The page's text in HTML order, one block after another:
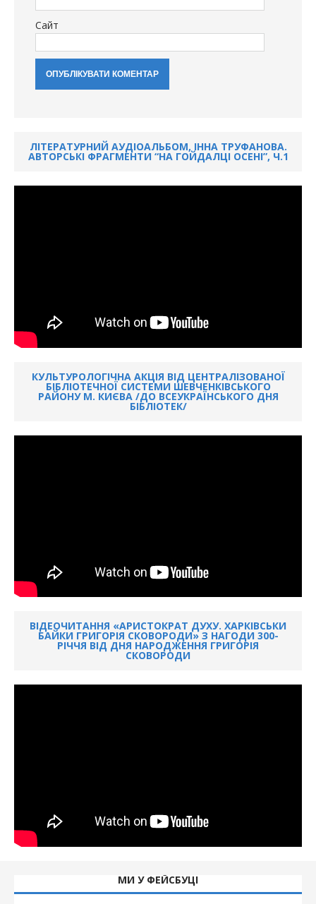
Сайт
ЛІТЕРАТУРНИЙ АУДІОАЛЬБОМ, ІННА ТРУФАНОВА.
АВТОРСЬКІ ФРАГМЕНТИ “НА ГОЙДАЛЦІ ОСЕНІ”, Ч.1
КУЛЬТУРОЛОГІЧНА АКЦІЯ ВІД ЦЕНТРАЛІЗОВАНОЇ
БІБЛІОТЕЧНОЇ СИСТЕМИ ШЕВЧЕНКІВСЬКОГО
РАЙОНУ М. КИЄВА /ДО ВСЕУКРАЇНСЬКОГО ДНЯ
БІБЛІОТЕК/
ВІДЕОЧИТАННЯ «АРИСТОКРАТ ДУХУ. ХАРКІВСЬКИ
БАЙКИ ГРИГОРІЯ СКОВОРОДИ» З НАГОДИ 300-
РІЧЧЯ ВІД ДНЯ НАРОДЖЕННЯ ГРИГОРІЯ
СКОВОРОДИ
МИ У ФЕЙСБУЦІ